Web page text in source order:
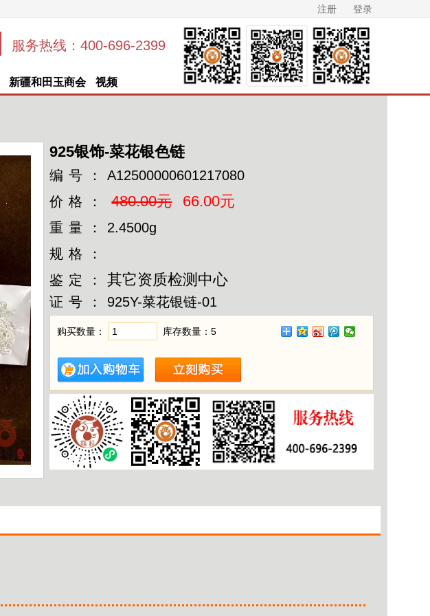
注册 登录
服务热线：400-696-2399
新疆和田玉商会 视频
925银饰-菜花银色链
编号：A12500000601217080
价格：
480.00元 66.00元
重量： 2.4500g
规格：
鉴定：其它资质检测中心
证号： 925Y-菜花银链-01
购买数量： 库存数量：5